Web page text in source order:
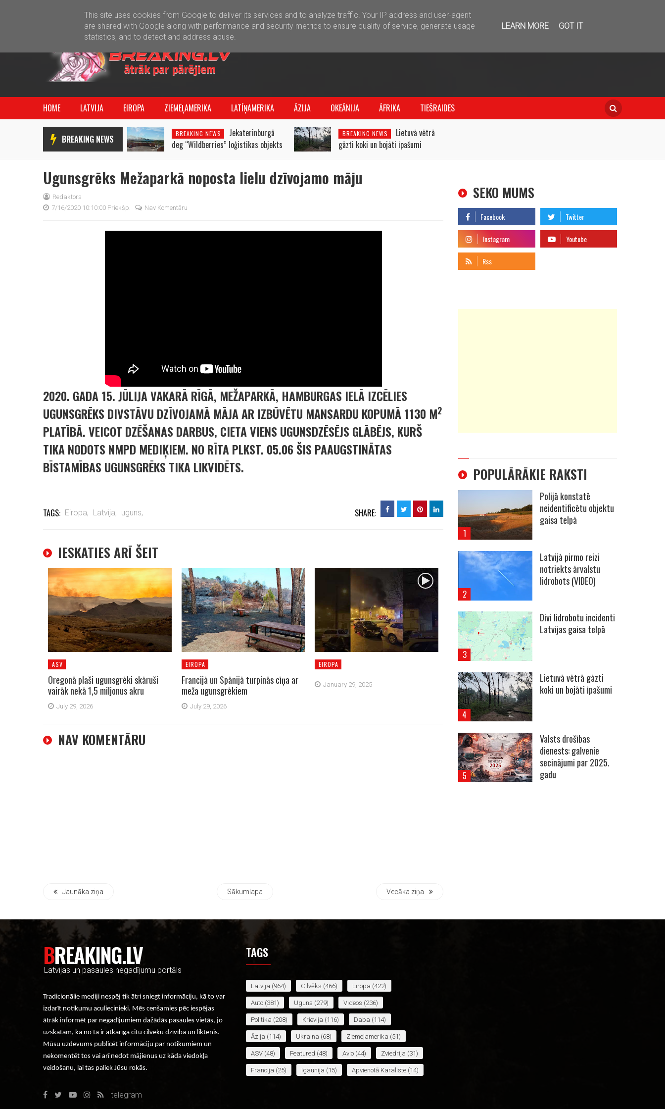
HOME LATVIJA EIROPA ZIEMEĻAMERIKA LATĪŅAMERIKA ĀZIJA OKEĀNIJA ĀFRIKA TIEŠRAIDES
BREAKING NEWS BREAKING NEWS
Jekaterinburgā
deg “Wildberries” loģistikas objekts
BREAKING NEWS
Lietuvā vētrā
gāzti koki un bojāti īpašumi
Ugunsgrēks Mežaparkā noposta lielu dzīvojamo māju
Redaktors
7/16/2020 10:10:00 Priekšp.
Nav Komentāru
2020. GADA 15. JŪLIJA VAKARĀ RĪGĀ, MEŽAPARKĀ, HAMBURGAS IELĀ IZCĒLIES
UGUNSGRĒKS DIVSTĀVU DZĪVOJAMĀ MĀJA AR IZBŪVĒTU MANSARDU KOPUMĀ 1130 M2
PLATĪBĀ. VEICOT DZĒŠANAS DARBUS, CIETA VIENS UGUNSDZĒSĒJS GLĀBĒJS, KURŠ
TIKA NODOTS NMPD MEDIĶIEM. NO RĪTA PLKST. 05.06 ŠIS PAAUGSTINĀTAS
BĪSTAMĪBAS UGUNSGRĒKS TIKA LIKVIDĒTS.
TAGS: Eiropa, Latvija, uguns, SHARE:
IESKATIES ARĪ ŠEIT
ASV
Oregonā plaši ugunsgrēki skāruši
vairāk nekā 1,5 miljonus akru
July 29, 2026
EIROPA
Francijā un Spānijā turpinās cīņa ar
meža ugunsgrēkiem
July 29, 2026
EIROPA
January 29, 2025
NAV KOMENTĀRU
Jaunāka ziņa Sākumlapa Vecāka ziņa
SEKO MUMS
POPULĀRĀKIE RAKSTI
Polijā konstatē
neidentificētu objektu
gaisa telpā
Latvijā pirmo reizi
notriekts ārvalstu
lidrobots (VIDEO)
Divi lidrobotu incidenti
Latvijas gaisa telpā
Lietuvā vētrā gāzti
koki un bojāti īpašumi
Valsts drošības
dienests: galvenie
secinājumi par 2025.
gadu
BREAKING.LV
Latvijas un pasaules negadījumu portāls
Tradicionālie mediji nespēj tik ātri sniegt informāciju, kā to var
izdarīt notikumu aculiecinieki. Mēs cenšamies pēc iespējas
ātrāk informēt par negadījumiem dažādās pasaules vietās, jo
uzskatam, ka no tā ir atkarīga citu cilvēku dzīvība un liktenis.
Mūsu uzdevums publicēt informāciju par notikumiem un
nekomentēt tos vai arī nedot mājienus uz kāda viedokļa
veidošanu, lai tas paliek Jūsu rokās.
telegram
TAGS
Latvija (964) Cilvēks (466) Eiropa (422)
Auto (381) Uguns (279) Videos (236)
Politika (208) Krievija (116) Daba (114)
Āzija (114) Ukraina (68) Ziemeļamerika (51)
ASV (48) Featured (48) Avio (44) Zviedrija (31)
Francija (25) Igaunija (15) Apvienotā Karaliste (14)
This site uses cookies from Google to deliver its services and to analyze traffic. Your IP address and user-agent
are shared with Google along with performance and security metrics to ensure quality of service, generate usage
statistics, and to detect and address abuse.
LEARN MORE GOT IT